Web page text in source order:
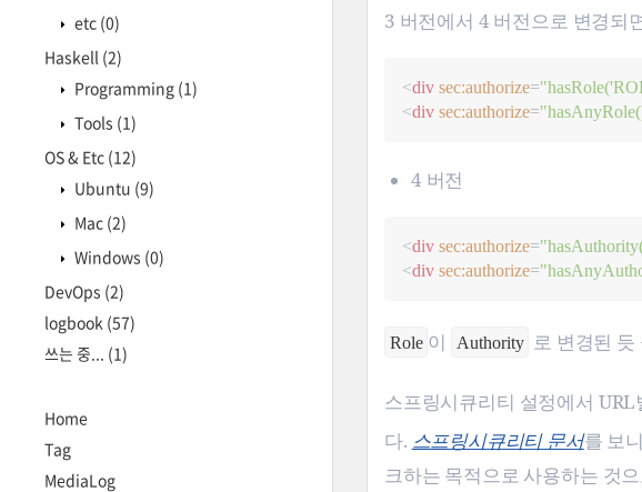
etc (0)
Haskell (2)
Programming (1)
Tools (1)
OS & Etc (12)
Ubuntu (9)
Mac (2)
Windows (0)
DevOps (2)
logbook (57)
쓰는 중... (1)
Home
Tag
MediaLog
3 버전에서 4 버전으로 변경되
<div sec:authorize="
<div sec:authorize="
4 버전
<div sec:authorize="
<div sec:authorize="
Role 이 Authority 로 변경된 듯
스프링시큐리티 설정에서
다. 스프링시큐리티 문서를 보니
크하는 목적으로 사용하는 것